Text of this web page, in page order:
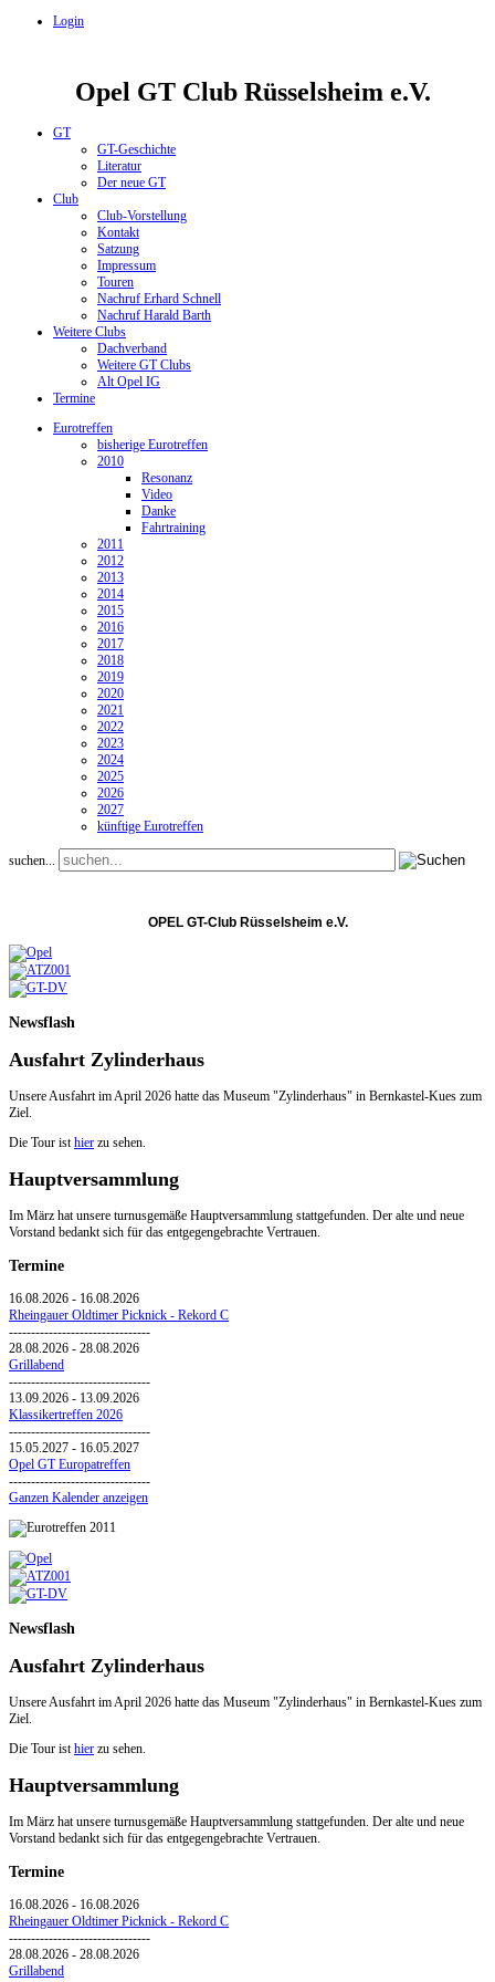
Login
Opel GT Club Rüsselsheim e.V.
GT
GT-Geschichte
Literatur
Der neue GT
Club
Club-Vorstellung
Kontakt
Satzung
Impressum
Touren
Nachruf Erhard Schnell
Nachruf Harald Barth
Weitere Clubs
Dachverband
Weitere GT Clubs
Alt Opel IG
Termine
Eurotreffen
bisherige Eurotreffen
2010
Resonanz
Video
Danke
Fahrtraining
2011
2012
2013
2014
2015
2016
2017
2018
2019
2020
2021
2022
2023
2024
2025
2026
2027
künftige Eurotreffen
suchen...
OPEL GT-Club Rüsselsheim e.V.
Newsflash
Ausfahrt Zylinderhaus
Unsere Ausfahrt im April 2026 hatte das Museum "Zylinderhaus" in Bernkastel-Kues zum
Ziel.
Die Tour isthier zu sehen.
Hauptversammlung
Im März hat unsere turnusgemäße Hauptversammlung stattgefunden. Der alte und neue
Vorstand bedankt sich für das entgegengebrachte Vertrauen.
Termine
16.08.2026 - 16.08.2026
Rheingauer Oldtimer Picknick - Rekord C
--------------------------------
28.08.2026 - 28.08.2026
Grillabend
--------------------------------
13.09.2026 - 13.09.2026
Klassikertreffen 2026
--------------------------------
15.05.2027 - 16.05.2027
Opel GT Europatreffen
--------------------------------
Ganzen Kalender anzeigen
Newsflash
Ausfahrt Zylinderhaus
Unsere Ausfahrt im April 2026 hatte das Museum "Zylinderhaus" in Bernkastel-Kues zum
Ziel.
Die Tour isthier zu sehen.
Hauptversammlung
Im März hat unsere turnusgemäße Hauptversammlung stattgefunden. Der alte und neue
Vorstand bedankt sich für das entgegengebrachte Vertrauen.
Termine
16.08.2026 - 16.08.2026
Rheingauer Oldtimer Picknick - Rekord C
--------------------------------
28.08.2026 - 28.08.2026
Grillabend